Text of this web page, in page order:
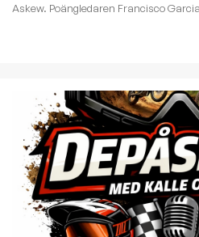
Askew. Poängledaren Francisco